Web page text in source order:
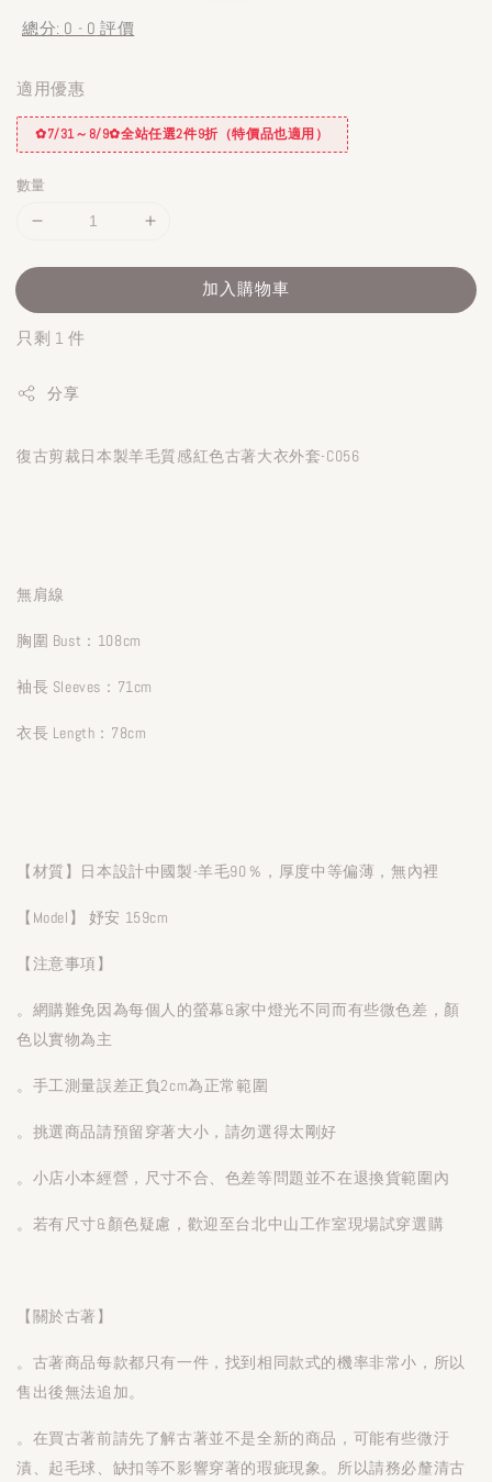
總分: 0 - 0 評價
適用優惠
✿7/31～8/9✿全站任選2件9折（特價品也適用）
數量
加入購物車
只剩 1 件
分享
復古剪裁日本製羊毛質感紅色古著大衣外套-C056
無肩線
胸圍 Bust：108cm
袖長 Sleeves：71cm
衣長 Length：78cm
【材質】日本設計中國製-羊毛90％，厚度中等偏薄，無內裡
【Model】 妤安 159cm
【注意事項】
。網購難免因為每個人的螢幕&家中燈光不同而有些微色差，顏
色以實物為主
。手工測量誤差正負2cm為正常範圍
。挑選商品請預留穿著大小，請勿選得太剛好
。小店小本經營，尺寸不合、色差等問題並不在退換貨範圍內
。若有尺寸&顏色疑慮，歡迎至台北中山工作室現場試穿選購
【關於古著】
。古著商品每款都只有一件，找到相同款式的機率非常小，所以
售出後無法追加。
。在買古著前請先了解古著並不是全新的商品，可能有些微汙
漬、起毛球、缺扣等不影響穿著的瑕疵現象。所以請務必釐清古